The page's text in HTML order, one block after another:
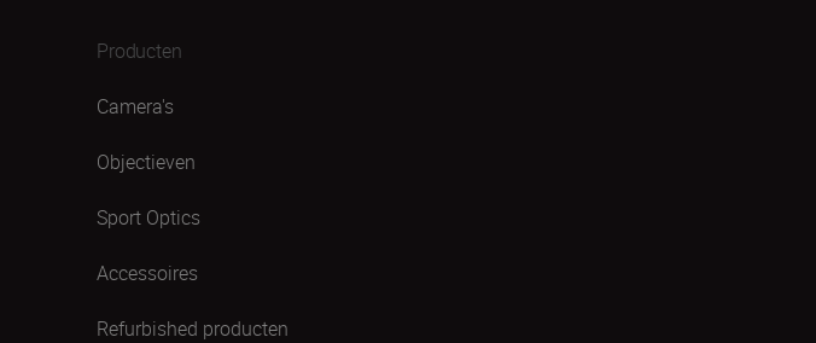
Producten
Camera's
Objectieven
Sport Optics
Accessoires
Refurbished producten